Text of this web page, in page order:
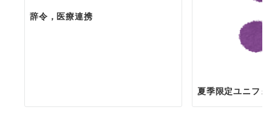
辞令，医療連携
夏季限定ユニフ